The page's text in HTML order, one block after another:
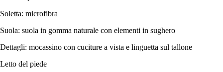
Soletta: microfibra
Suola: suola in gomma naturale con elementi in sughero
Dettagli: mocassino con cuciture a vista e linguetta sul tallone
Letto del piede